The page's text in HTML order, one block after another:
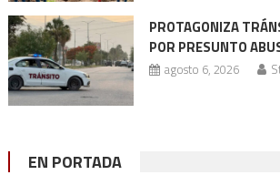
PROTAGONIZA
POR PRESUNTO
agosto 6, 2026
EN PORTADA